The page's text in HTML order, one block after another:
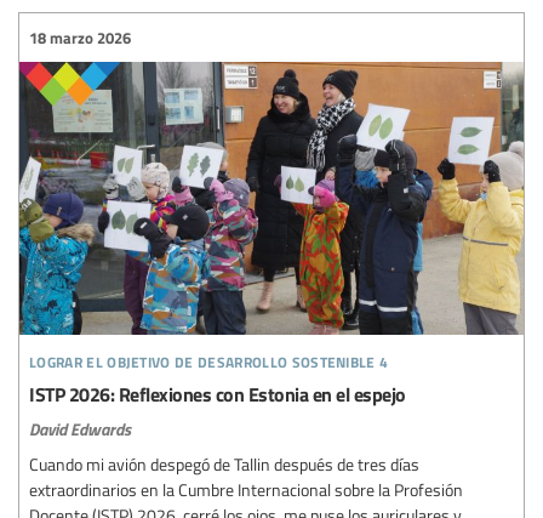
lograr el objetivo de desarrollo sostenible 4
18 marzo 2026
ISTP 2026: Reflexiones con Estonia en el espejo
David Edwards
Cuando mi avión despegó de Tallin después de tres días
extraordinarios en la Cumbre Internacional sobre la Profesión